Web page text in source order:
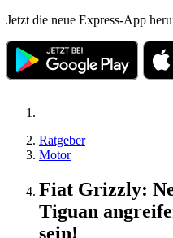
Jetzt die neue Express-App
Ratgeber
Motor
Fiat Grizzly:
Tiguan
sein!